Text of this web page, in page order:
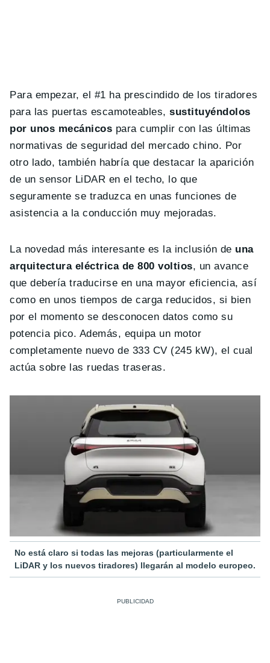
Para empezar, el #1 ha prescindido de los tiradores
para las puertas escamoteables,sustituyéndolos
por unos mecánicos para cumplir con las últimas
normativas de seguridad del mercado chino. Por
otro lado, también habría que destacar la aparición
de un sensor LiDAR en el techo, lo que
seguramente se traduzca en unas funciones de
asistencia a la conducción muy mejoradas.
La novedad más interesante es la inclusión de una
arquitectura eléctrica de 800 voltios, un avance
que debería traducirse en una mayor eficiencia, así
como en unos tiempos de carga reducidos, si bien
por el momento se desconocen datos como su
potencia pico. Además, equipa un motor
completamente nuevo de 333 CV (245 kW), el cual
actúa sobre las ruedas traseras.
No está claro si todas las mejoras (particularmente el
LiDAR y los nuevos tiradores) llegarán al modelo europeo.